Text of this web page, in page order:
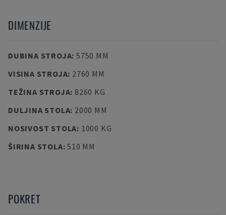
DIMENZIJE
DUBINA STROJA: 5750 MM
VISINA STROJA: 2760 MM
TEŽINA STROJA: 8260 KG
DULJINA STOLA: 2000 MM
NOSIVOST STOLA: 1000 KG
ŠIRINA STOLA:510 MM
POKRET